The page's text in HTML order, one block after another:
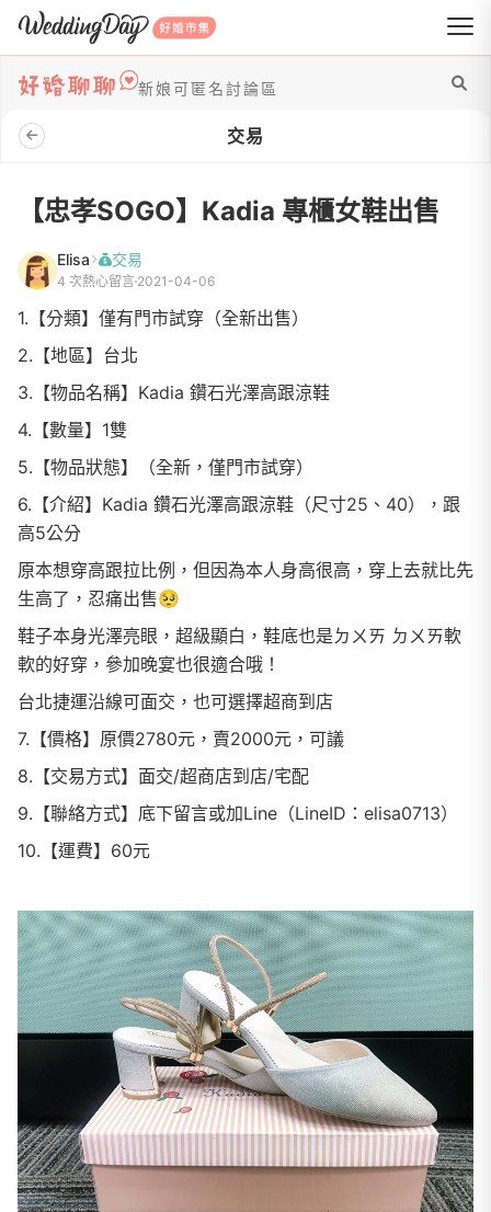
WeddingDay 好婚市集
新娘可匿名討論區
交易
【忠孝SOGO】Kadia 專櫃女鞋出售
Elisa 交易
4 次熱心留言 2021-04-06
1.【分類】僅有門市試穿（全新出售）
2.【地區】台北
3.【物品名稱】Kadia 鑽石光澤高跟涼鞋
4.【數量】1雙
5.【物品狀態】（全新，僅門市試穿）
6.【介紹】Kadia 鑽石光澤高跟涼鞋（尺寸25、40），跟
高5公分
原本想穿高跟拉比例，但因為本人身高很高，穿上去就比先
生高了，忍痛出售🥺
鞋子本身光澤亮眼，超級顯白，鞋底也是ㄉㄨㄞ ㄉㄨㄞ軟
軟的好穿，參加晚宴也很適合哦！
台北捷運沿線可面交，也可選擇超商到店
7.【價格】原價2780元，賣2000元，可議
8.【交易方式】面交/超商店到店/宅配
9.【聯絡方式】底下留言或加Line（LineID：elisa0713）
10.【運費】60元